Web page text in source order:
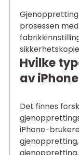
prosessen
Hvilke
av
Det finnes
iPhone-